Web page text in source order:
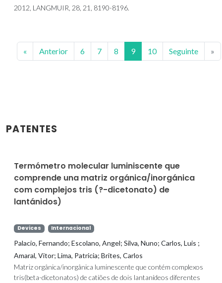
2012, LANGMUIR, 28, 21, 8190-8196.
« Anterior 6 7 8 9 10 Seguinte »
PATENTES
Termómetro molecular luminiscente que
comprende una matriz orgánica/inorgánica
com complejos tris (?-dicetonato) de
lantánidos)
Devices Internacional
Palacio, Fernando; Escolano, Angel; Silva, Nuno; Carlos, Luis ;
Amaral, Vitor; Lima, Patricia; Brites, Carlos
Matriz orgânica/inorgânica luminescente que contém complexos
tris(beta-dicetonatos) de catiões de dois lantanídeos diferentes